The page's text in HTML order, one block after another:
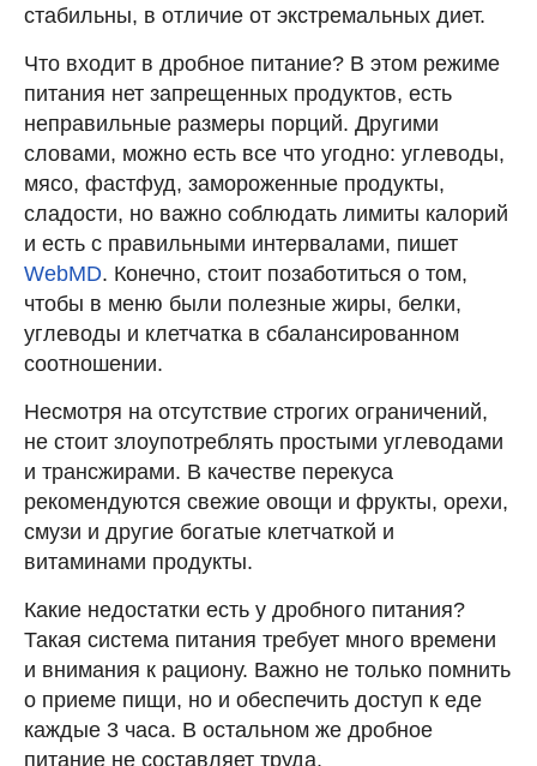
стабильны, в отличие от экстремальных диет.
Что входит в дробное питание? В этом режиме
питания нет запрещенных продуктов, есть
неправильные размеры порций. Другими
словами, можно есть все что угодно: углеводы,
мясо, фастфуд, замороженные продукты,
сладости, но важно соблюдать лимиты калорий
и есть с правильными интервалами, пишет
WebMD. Конечно, стоит позаботиться о том,
чтобы в меню были полезные жиры, белки,
углеводы и клетчатка в сбалансированном
соотношении.
Несмотря на отсутствие строгих ограничений,
не стоит злоупотреблять простыми углеводами
и трансжирами. В качестве перекуса
рекомендуются свежие овощи и фрукты, орехи,
смузи и другие богатые клетчаткой и
витаминами продукты.
Какие недостатки есть у дробного питания?
Такая система питания требует много времени
и внимания к рациону. Важно не только помнить
о приеме пищи, но и обеспечить доступ к еде
каждые 3 часа. В остальном же дробное
питание не составляет труда.